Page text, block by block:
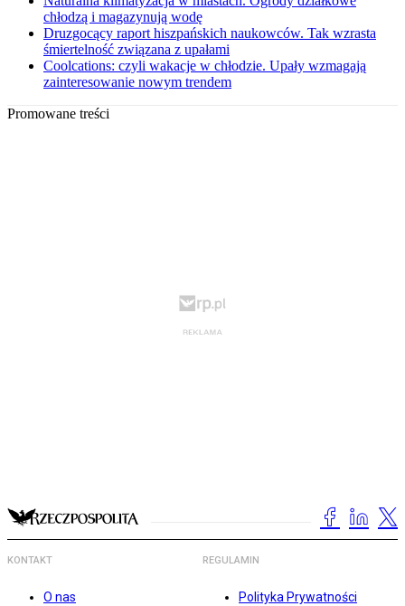
chłodzą i magazynują wodę
Druzgocący raport hiszpańskich naukowców. Tak wzrasta
śmiertelność związana z upałami
Coolcations: czyli wakacje w chłodzie. Upały wzmagają
zainteresowanie nowym trendem
Promowane treści
KONTAKT
O nas
REGULAMIN
Polityka Prywatności